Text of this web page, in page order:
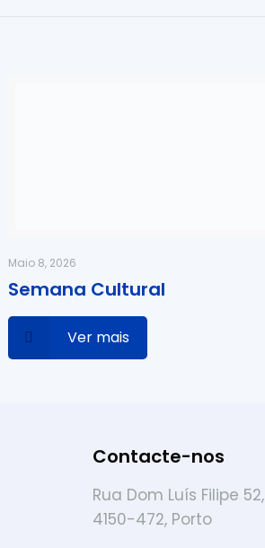
Maio 8, 2026
Semana Cultural
Ver mais
Contacte-nos
Rua Dom Luís Filipe 52,
4150-472, Porto